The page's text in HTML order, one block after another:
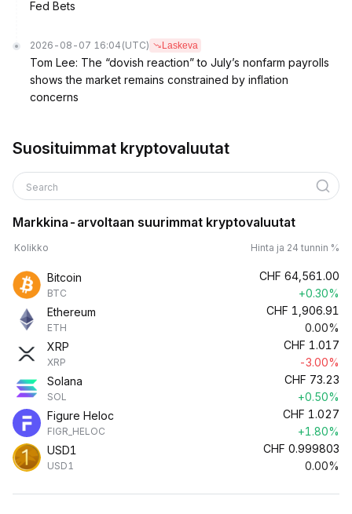
Fed Bets
2026-08-07 16:04 (UTC) Laskeva
Tom Lee: The “dovish reaction” to July’s nonfarm payrolls
shows the market remains constrained by inflation
concerns
Suosituimmat kryptovaluutat
Search
Markkina-arvoltaan suurimmat kryptovaluutat
Kolikko Hinta ja 24 tunnin %
Bitcoin
BTC
CHF 64,561.00
+0.30%
Ethereum
ETH
CHF 1,906.91
0.00%
XRP
XRP
CHF 1.017
-3.00%
Solana
SOL
CHF 73.23
+0.50%
Figure Heloc
FIGR_HELOC
CHF 1.027
+1.80%
USD1
USD1
CHF 0.999803
0.00%